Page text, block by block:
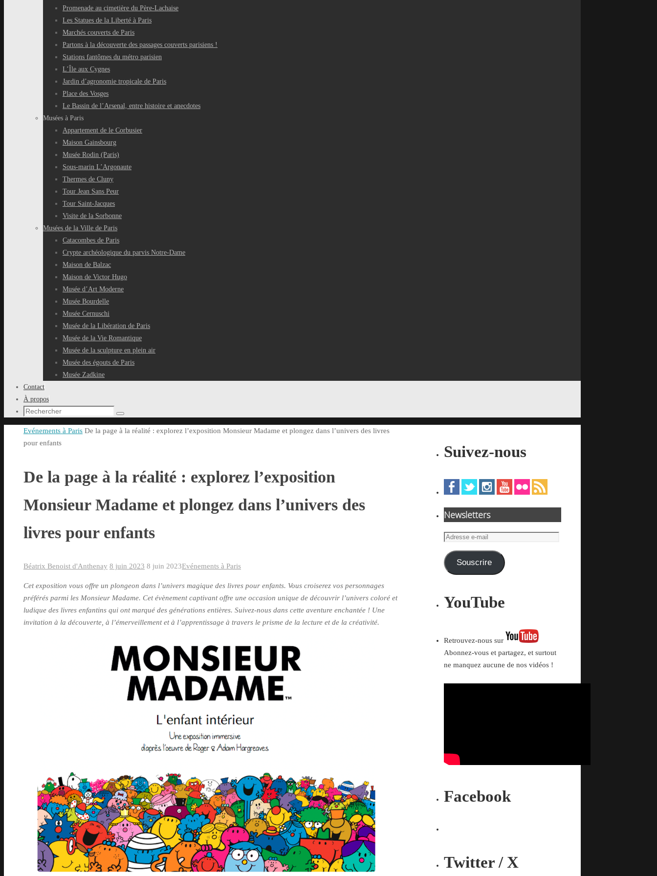
Promenade au cimetière du Père-Lachaise
Les Statues de la Liberté à Paris
Marchés couverts de Paris
Partons à la découverte des passages couverts parisiens !
Stations fantômes du métro parisien
L’Île aux Cygnes
Jardin d’agronomie tropicale de Paris
Place des Vosges
Le Bassin de l’Arsenal, entre histoire et anecdotes
Musées à Paris
Appartement de le Corbusier
Maison Gainsbourg
Musée Rodin (Paris)
Sous-marin L’Argonaute
Thermes de Cluny
Tour Jean Sans Peur
Tour Saint-Jacques
Visite de la Sorbonne
Musées de la Ville de Paris
Catacombes de Paris
Crypte archéologique du parvis Notre-Dame
Maison de Balzac
Maison de Victor Hugo
Musée d’Art Moderne
Musée Bourdelle
Musée Cernuschi
Musée de la Libération de Paris
Musée de la Vie Romantique
Musée de la sculpture en plein air
Musée des égouts de Paris
Musée Zadkine
Contact
À propos
Recherche
:
Rechercher
Accueil
Evénements à Paris De la page à la réalité : explorez l’exposition Monsieur Madame et plongez dans l’univers des livres
pour enfants
De la page à la réalité : explorez l’exposition
Monsieur Madame et plongez dans l’univers des
livres pour enfants
Béatrix Benoist d'Anthenay 8 juin 2023 8 juin 2023Evénements à Paris
Cet exposition vous offre un plongeon dans l’univers magique des livres pour enfants. Vous croiserez vos personnages
préférés parmi les Monsieur Madame. Cet évènement captivant offre une occasion unique de découvrir l’univers coloré et
ludique des livres enfantins qui ont marqué des générations entières. Suivez-nous dans cette aventure enchantée ! Une
invitation à la découverte, à l’émerveillement et à l’apprentissage à travers le prisme de la lecture et de la créativité.
Suivez-nous
Newsletters
Adresse
mail Souscrire
YouTube
Retrouvez-nous sur
Abonnez-vous et partagez, et surtout
ne manquez aucune de nos vidéos !
Facebook
Twitter / X